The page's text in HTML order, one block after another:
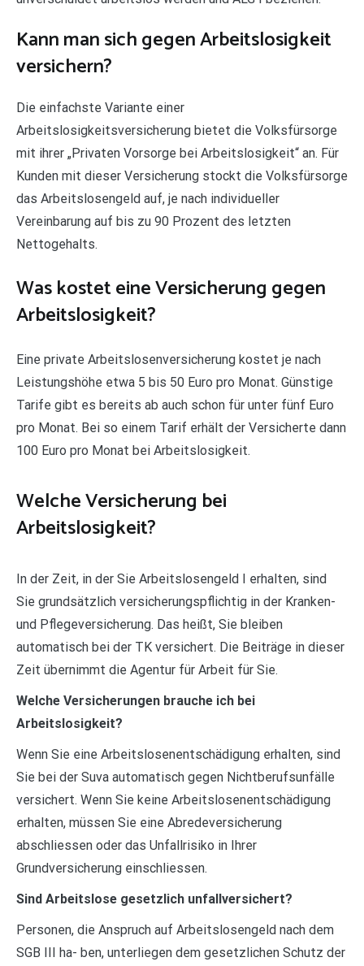
Kann man sich gegen Arbeitslosigkeit
versichern?
Die einfachste Variante einer
Arbeitslosigkeitsversicherung bietet die Volksfürsorge
mit ihrer „Privaten Vorsorge bei Arbeitslosigkeit“ an. Für
Kunden mit dieser Versicherung stockt die Volksfürsorge
das Arbeitslosengeld auf, je nach individueller
Vereinbarung auf bis zu 90 Prozent des letzten
Nettogehalts.
Was kostet eine Versicherung gegen
Arbeitslosigkeit?
Eine private Arbeitslosenversicherung kostet je nach
Leistungshöhe etwa 5 bis 50 Euro pro Monat. Günstige
Tarife gibt es bereits ab auch schon für unter fünf Euro
pro Monat. Bei so einem Tarif erhält der Versicherte dann
100 Euro pro Monat bei Arbeitslosigkeit.
Welche Versicherung bei
Arbeitslosigkeit?
In der Zeit, in der Sie Arbeitslosengeld I erhalten, sind
Sie grundsätzlich versicherungspflichtig in der Kranken-
und Pflegeversicherung. Das heißt, Sie bleiben
automatisch bei der TK versichert. Die Beiträge in dieser
Zeit übernimmt die Agentur für Arbeit für Sie.
Welche Versicherungen brauche ich bei
Arbeitslosigkeit?
Wenn Sie eine Arbeitslosenentschädigung erhalten, sind
Sie bei der Suva automatisch gegen Nichtberufsunfälle
versichert. Wenn Sie keine Arbeitslosenentschädigung
erhalten, müssen Sie eine Abredeversicherung
abschliessen oder das Unfallrisiko in Ihrer
Grundversicherung einschliessen.
Sind Arbeitslose gesetzlich unfallversichert?
Personen, die Anspruch auf Arbeitslosengeld nach dem
SGB III ha- ben, unterliegen dem gesetzlichen Schutz der